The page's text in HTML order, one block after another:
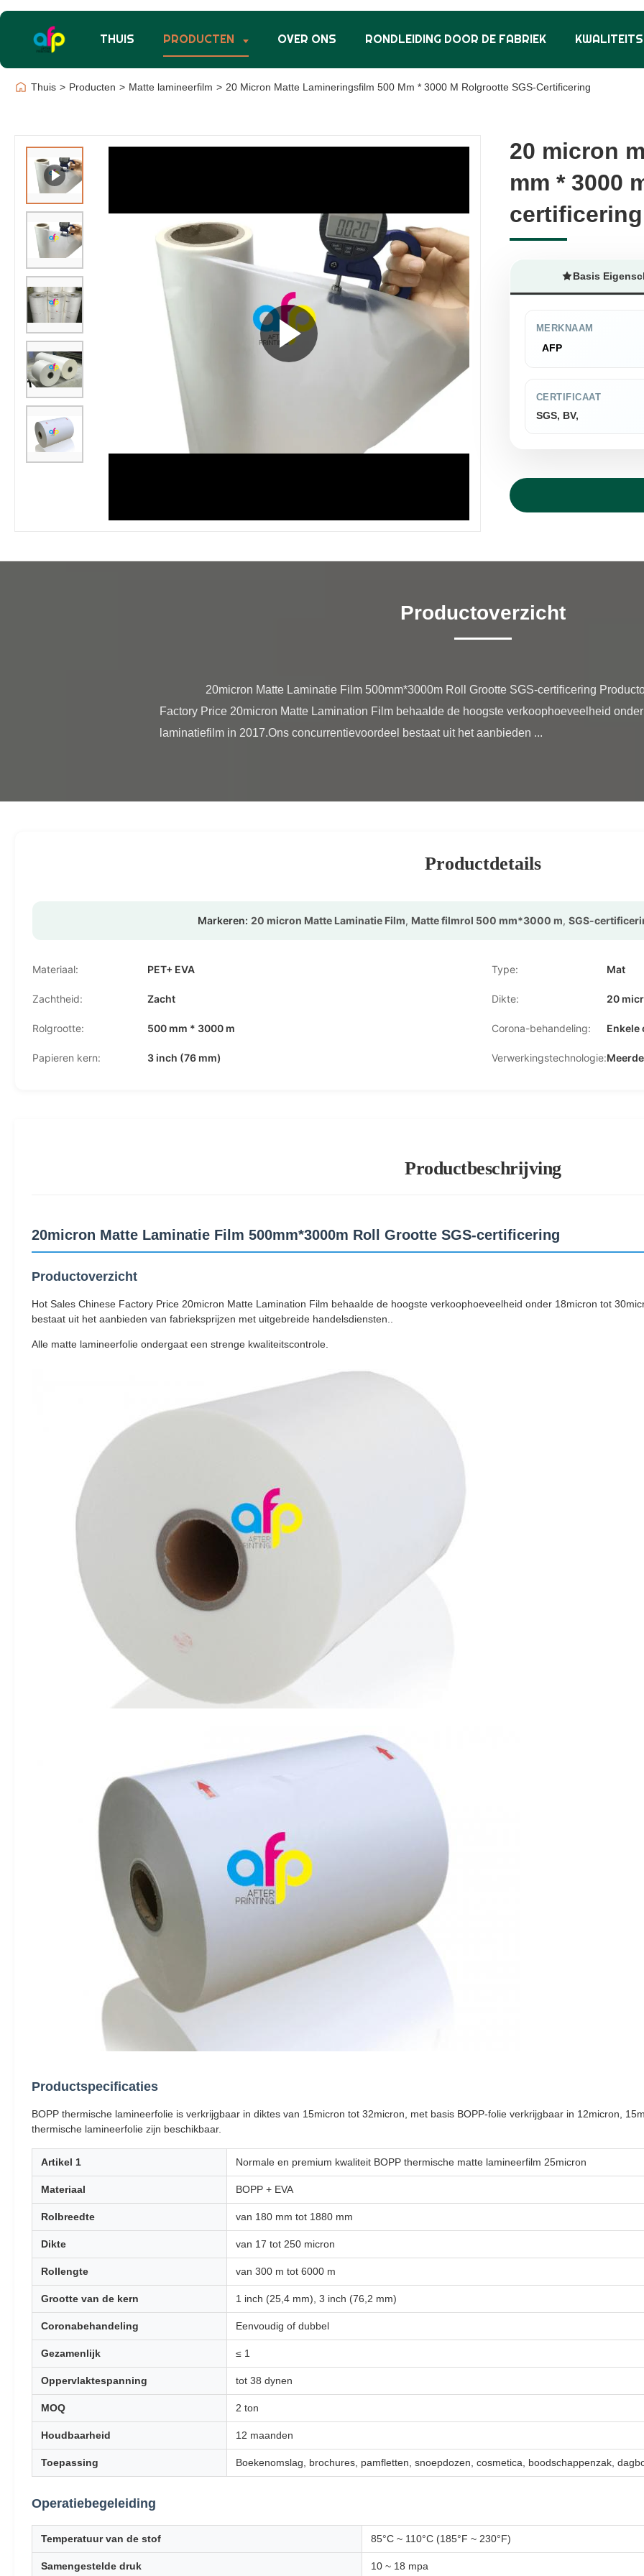
THUIS PRODUCTEN OVER ONS RONDLEIDING DOOR DE FABRIEK
Thuis > Producten > Matte lamineerfilm > 20 Micron Matte Lamineringsfilm 500 Mm * 3000 M Rolgrootte SGS-Certificering
20 micron
mm * 3000
certificering
20 micron
mm * 3000
certificering
Basis
MERKNAAM
AFP
CERTIFICAAT
SGS, BV,
Productoverzicht
Factory Price 20micron Matte Lamination Film behaalde de hoogste verkoophoeveelheid
laminatiefilm in 2017.Ons concurrentievoordeel bestaat uit het aanbieden ...
Productdetails
Markeren: 20 micron Matte Laminatie Film, Matte filmrol 500 mm*3000 m, SGS-
Materiaal: PET+ EVA Type: Mat
Zachtheid: Zacht Dikte: 20
Rolgrootte: 500 mm * 3000 m Corona-behandeling: Enkele
Papieren kern: 3 inch (76 mm) Verwerkingstechnologie:
Productbeschrijving
20micron Matte Laminatie Film 500mm*3000m Roll Grootte SGS-certificering
Productoverzicht
Hot Sales Chinese Factory Price 20micron Matte Lamination Film behaalde de hoogste verkoophoeveelheid onder 18micron tot
bestaat uit het aanbieden van fabrieksprijzen met uitgebreide handelsdiensten..
Alle matte lamineerfolie ondergaat een strenge kwaliteitscontrole.
Productspecificaties
BOPP thermische lamineerfolie is verkrijgbaar in diktes van 15micron tot 32micron, met basis BOPP-folie verkrijgbaar in 12micron,
thermische lamineerfolie zijn beschikbaar.
Artikel 1 Normale en premium kwaliteit BOPP thermische matte lamineerfilm 25micron
Materiaal BOPP + EVA
Rolbreedte van 180 mm tot 1880 mm
Dikte van 17 tot 250 micron
Rollengte van 300 m tot 6000 m
Grootte van de kern 1 inch (25,4 mm), 3 inch (76,2 mm)
Coronabehandeling Eenvoudig of dubbel
Gezamenlijk ≤ 1
Oppervlaktespanning tot 38 dynen
MOQ 2 ton
Houdbaarheid 12 maanden
Toepassing Boekenomslag, brochures, pamfletten, snoepdozen, cosmetica, boodschappenzak,
Operatiebegeleiding
Temperatuur van de stof 85°C ~ 110°C (185°F ~ 230°F)
Samengestelde druk 10 ~ 18 mpa